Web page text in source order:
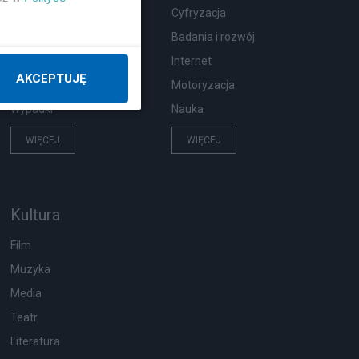
Ekologia
Wypadki
WIĘCEJ
Cyfryzacja
Badania i rozwój
Internet
Motoryzacja
Nauka
WIĘCEJ
Kultura
Film
Muzyka
Media
Teatr
Literatura
AKCEPTUJĘ